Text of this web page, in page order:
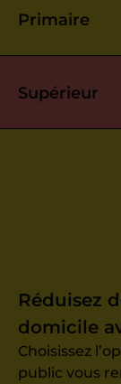
Primaire
Supérieur
Réduisez
domicile
Choisissez
public vous